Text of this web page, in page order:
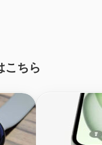
こちら